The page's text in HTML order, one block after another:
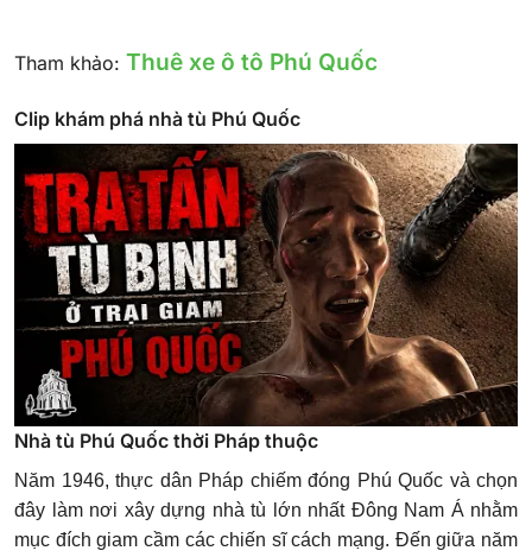
Tham khảo: Thuê xe ô tô Phú Quốc
Clip khám phá nhà tù Phú Quốc
Nhà tù Phú Quốc thời Pháp thuộc
Năm 1946, thực dân Pháp chiếm đóng Phú Quốc và chọn
đây làm nơi xây dựng nhà tù lớn nhất Đông Nam Á nhằm
mục đích giam cầm các chiến sĩ cách mạng. Đến giữa năm